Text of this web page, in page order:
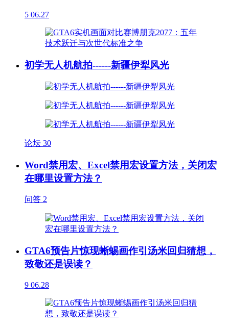
5 06.27
初学无人机航拍------新疆伊犁风光
论坛 30
Word禁用宏、Excel禁用宏设置方法，关闭宏
在哪里设置方法？
问答 2
GTA6预告片惊现蜥蜴画作引汤米回归猜想，
致敬还是误读？
9 06.28